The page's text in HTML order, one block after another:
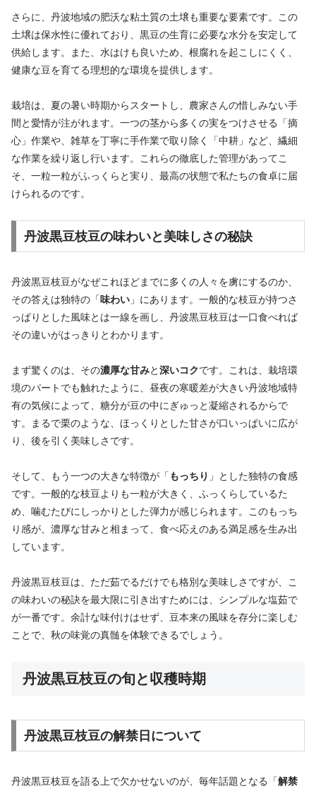
さらに、丹波地域の肥沃な粘土質の土壌も重要な要素です。この
土壌は保水性に優れており、黒豆の生育に必要な水分を安定して
供給します。また、水はけも良いため、根腐れを起こしにくく、
健康な豆を育てる理想的な環境を提供します。
栽培は、夏の暑い時期からスタートし、農家さんの惜しみない手
間と愛情が注がれます。一つの茎から多くの実をつけさせる「摘
心」作業や、雑草を丁寧に手作業で取り除く「中耕」など、繊細
な作業を繰り返し行います。これらの徹底した管理があってこ
そ、一粒一粒がふっくらと実り、最高の状態で私たちの食卓に届
けられるのです。
丹波黒豆枝豆の味わいと美味しさの秘訣
丹波黒豆枝豆がなぜこれほどまでに多くの人々を虜にするのか、
その答えは独特の「 味わい 」にあります。一般的な枝豆が持つさ
っぱりとした風味とは一線を画し、丹波黒豆枝豆は一口食べれば
その違いがはっきりとわかります。
まず驚くのは、その濃厚な甘みと深いコクです。これは、栽培環
境のパートでも触れたように、昼夜の寒暖差が大きい丹波地域特
有の気候によって、糖分が豆の中にぎゅっと凝縮されるからで
す。まるで栗のような、ほっくりとした甘さが口いっぱいに広が
り、後を引く美味しさです。
そして、もう一つの大きな特徴が「 もっちり 」とした独特の食感
です。一般的な枝豆よりも一粒が大きく、ふっくらしているた
め、噛むたびにしっかりとした弾力が感じられます。このもっち
り感が、濃厚な甘みと相まって、食べ応えのある満足感を生み出
しています。
丹波黒豆枝豆は、ただ茹でるだけでも格別な美味しさですが、こ
の味わいの秘訣を最大限に引き出すためには、シンプルな塩茹で
が一番です。余計な味付けはせず、豆本来の風味を存分に楽しむ
ことで、秋の味覚の真髄を体験できるでしょう。
丹波黒豆枝豆の旬と収穫時期
丹波黒豆枝豆の解禁日について
丹波黒豆枝豆を語る上で欠かせないのが、毎年話題となる「解禁